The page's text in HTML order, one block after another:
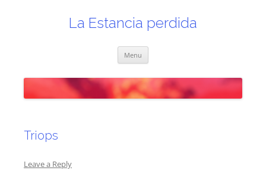
La Estancia perdida
Menu
Triops
Leave a Reply